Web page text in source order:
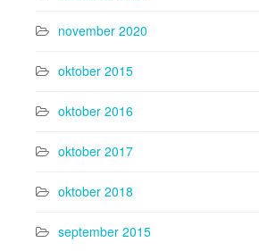
november 2020
oktober 2015
oktober 2016
oktober 2017
oktober 2018
september 2015